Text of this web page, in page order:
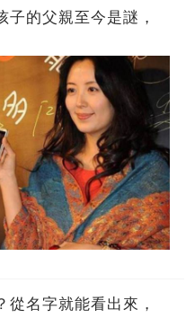
的父親至今是謎，
名字就能看出來，